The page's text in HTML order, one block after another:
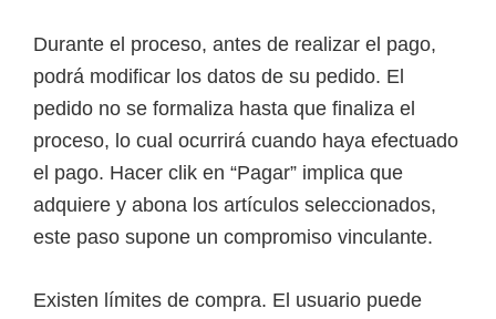
Durante el proceso, antes de realizar el pago,
podrá modificar los datos de su pedido. El
pedido no se formaliza hasta que finaliza el
proceso, lo cual ocurrirá cuando haya efectuado
el pago. Hacer clik en “Pagar” implica que
adquiere y abona los artículos seleccionados,
este paso supone un compromiso vinculante.
Existen límites de compra. El usuario puede